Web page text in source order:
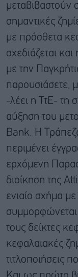
μεταβιβαστούν
σημαντικές
με πρόσθετα
σχεδιάζεται
με την
παρουσιάσετε,
-λέει η ΤτΕ- τη
αύξηση του
Bank. Η
περιμένει
ερχόμενη
διοίκηση της
ενιαίο σχήμα
συμμορφώνεται
τους δείκτες
κεφαλαιακές
τιτλοποιήσεις